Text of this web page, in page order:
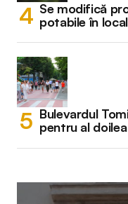
Se modifică
potabile în
Bulevardul
pentru al